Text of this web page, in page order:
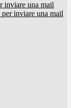
inviare una mail
inviare una mail